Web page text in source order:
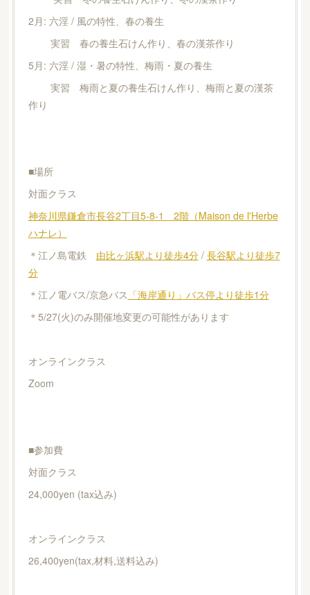
2月: 六淫 / 風の特性、春の養生
実習 春の養生石けん作り、春の漢茶作り
5月: 六淫 / 湿・暑の特性、梅雨・夏の養生
実習 梅雨と夏の養生石けん作り、梅雨と夏の漢茶
作り
■場所
対面クラス
神奈川県鎌倉市長谷2丁目5-8-1 2階（Maison de l'Herbe
ハナレ）
＊江ノ島電鉄 由比ヶ浜駅より徒歩4分/ 長谷駅より徒歩7
分
＊江ノ電バス/京急バス 「海岸通り」バス停より徒歩1分
＊5/27(火)のみ開催地変更の可能性があります
オンラインクラス
Zoom
■参加費
対面クラス
24,000yen (tax込み)
オンラインクラス
26,400yen(tax,材料,送料込み)